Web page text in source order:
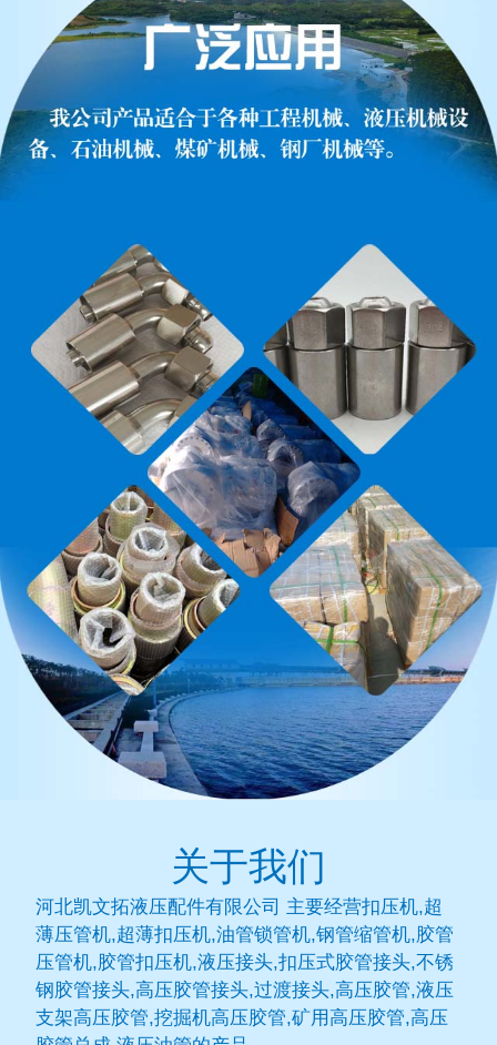
关于我们
河北凯文拓液压配件有限公司 主要经营扣压机,超
薄压管机,超薄扣压机,油管锁管机,钢管缩管机,胶管
压管机,胶管扣压机,液压接头,扣压式胶管接头,不锈
钢胶管接头,高压胶管接头,过渡接头,高压胶管,液压
支架高压胶管,挖掘机高压胶管,矿用高压胶管,高压